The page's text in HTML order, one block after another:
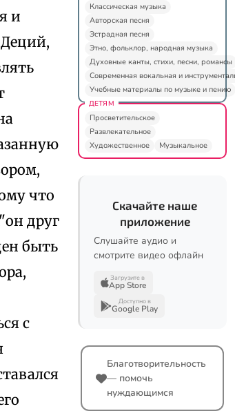
и
что
друг
быть
с
Классическая музыка
Авторская песня
Эстрадная песня
Этно, фольклор, народная музыка
Духовные канты, стихи, песни, романсы
Современная вокальная и
Учебные материалы по музыке и пению
ДЕТЯМ
Просветительское
Развлекательное
Художественное
Музыкальное
Скачайте наше
приложение
Слушайте аудио и
смотрите видео офлайн
Загрузите в
App Store
Доступно в
Google Play
Благотворительность
— помочь
нуждающимся